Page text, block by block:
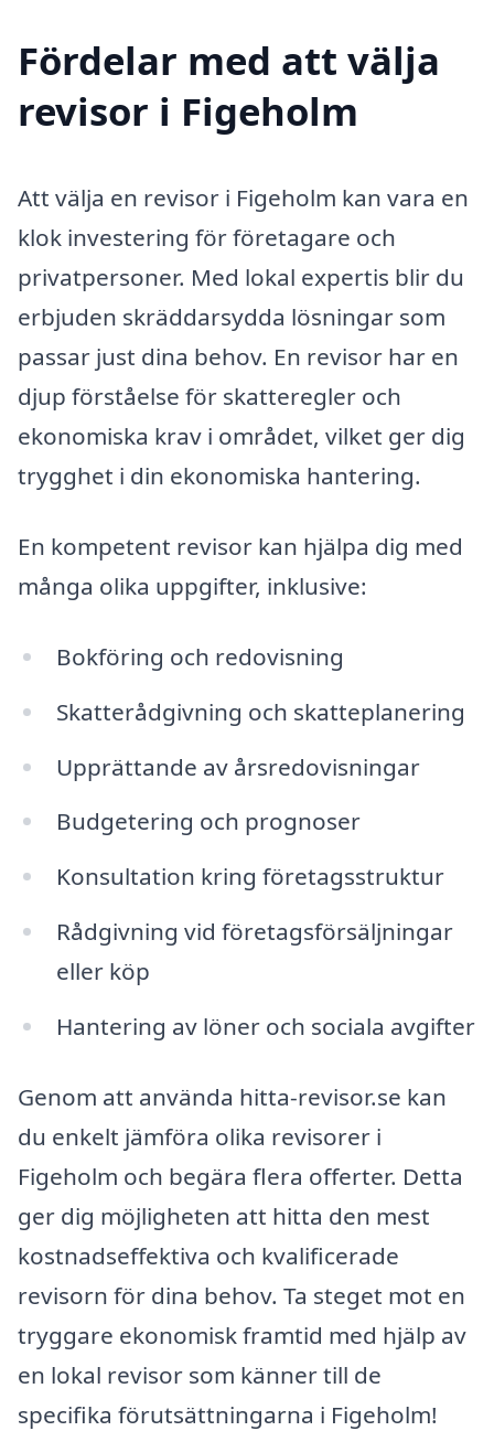
Fördelar med att välja
revisor i Figeholm
Att välja en revisor i Figeholm kan vara en
klok investering för företagare och
privatpersoner. Med lokal expertis blir du
erbjuden skräddarsydda lösningar som
passar just dina behov. En revisor har en
djup förståelse för skatteregler och
ekonomiska krav i området, vilket ger dig
trygghet i din ekonomiska hantering.
En kompetent revisor kan hjälpa dig med
många olika uppgifter, inklusive:
Bokföring och redovisning
Skatterådgivning och skatteplanering
Upprättande av årsredovisningar
Budgetering och prognoser
Konsultation kring företagsstruktur
Rådgivning vid företagsförsäljningar
eller köp
Hantering av löner och sociala avgifter
Genom att använda hitta-revisor.se kan
du enkelt jämföra olika revisorer i
Figeholm och begära flera offerter. Detta
ger dig möjligheten att hitta den mest
kostnadseffektiva och kvalificerade
revisorn för dina behov. Ta steget mot en
tryggare ekonomisk framtid med hjälp av
en lokal revisor som känner till de
specifika förutsättningarna i Figeholm!